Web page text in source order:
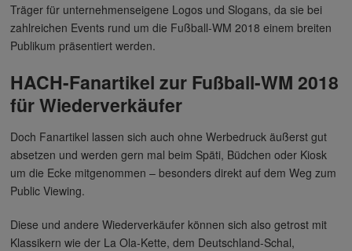
Träger für unternehmenseigene Logos und Slogans, da sie bei
zahlreichen Events rund um die Fußball-WM 2018 einem breiten
Publikum präsentiert werden.
HACH-Fanartikel zur Fußball-WM 2018
für Wiederverkäufer
Doch Fanartikel lassen sich auch ohne Werbedruck äußerst gut
absetzen und werden gern mal beim Späti, Büdchen oder Kiosk
um die Ecke mitgenommen – besonders direkt auf dem Weg zum
Public Viewing.
Diese und andere Wiederverkäufer können sich also getrost mit
Klassikern wie der La Ola-Kette, dem Deutschland-Schal,